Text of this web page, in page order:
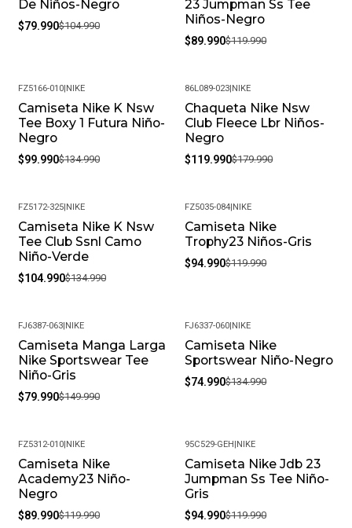
De Niños-Negro
$79.990$104.990
23 Jumpman Ss Tee
Niños-Negro
$89.990$119.990
-26%
FZ5166-010|NIKE
Camiseta Nike K Nsw
Tee Boxy 1 Futura Niño-
Negro
$99.990$134.990
-33%
86L089-023|NIKE
Chaqueta Nike Nsw
Club Fleece Lbr Niños-
Negro
$119.990$179.990
-22%
FZ5172-325|NIKE
Camiseta Nike K Nsw
Tee Club Ssnl Camo
Niño-Verde
$104.990$134.990
-21%
FZ5035-084|NIKE
Camiseta Nike
Trophy23 Niños-Gris
$94.990$119.990
-47%
FJ6387-063|NIKE
Camiseta Manga Larga
Nike Sportswear Tee
Niño-Gris
$79.990$149.990
-44%
FJ6337-060|NIKE
Camiseta Nike
Sportswear Niño-Negro
$74.990$134.990
-25%
FZ5312-010|NIKE
Camiseta Nike
Academy23 Niño-
Negro
$89.990$119.990
-21%
95C529-GEH|NIKE
Camiseta Nike Jdb 23
Jumpman Ss Tee Niño-
Gris
$94.990$119.990